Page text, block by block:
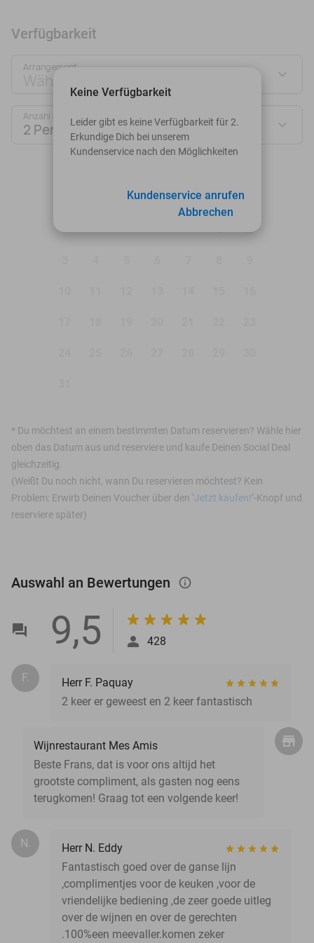
Verfügbarkeit
Arrangement
Wähle Deinen Deal aus
Anzahl der Personen:
2 Personen
Mi Do Fr Sa So
1 2
* Du möchtest an einem bestimmten Datum reservieren? Wähle hier
oben das Datum aus und reserviere und kaufe Deinen Social Deal
gleichzeitig.
(Weißt Du noch nicht, wann Du reservieren möchtest? Kein
Problem: Erwirb Deinen Voucher über den ‘Jetzt kaufen!’-Knopf und
reserviere später)
Keine Verfügbarkeit
Leider gibt es keine Verfügbarkeit für 2.
Erkundige Dich bei unserem
Kundenservice nach den Möglichkeiten
Kundenservice anrufen
Abbrechen
Auswahl an Bewertungen info_outlined
9,5 428
F.
Herr F. Paquay
2 keer er geweest en 2 keer fantastisch
Wijnrestaurant Mes Amis
Beste Frans, dat is voor ons altijd het
grootste compliment, als gasten nog eens
terugkomen! Graag tot een volgende keer!
N.
Herr N. Eddy
Fantastisch goed over de ganse lijn
,complimentjes voor de keuken ,voor de
vriendelijke bediening ,de zeer goede uitleg
over de wijnen en over de gerechten
.100%een meevaller.komen zeker